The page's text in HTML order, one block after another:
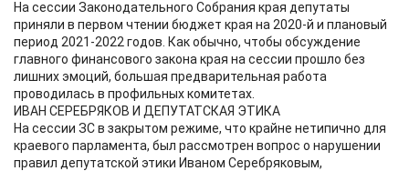
На сессии Законодательного Собрания края депутаты
приняли в первом чтении бюджет края на 2020-й и плановый
период 2021-2022 годов. Как обычно, чтобы обсуждение
главного финансового закона края на сессии прошло без
лишних эмоций, большая предварительная работа
проводилась в профильных комитетах.
ИВАН СЕРЕБРЯКОВ И ДЕПУТАТСКАЯ ЭТИКА
На сессии ЗС в закрытом режиме, что крайне нетипично для
краевого парламента, был рассмотрен вопрос о нарушении
правил депутатской этики Иваном Серебряковым,